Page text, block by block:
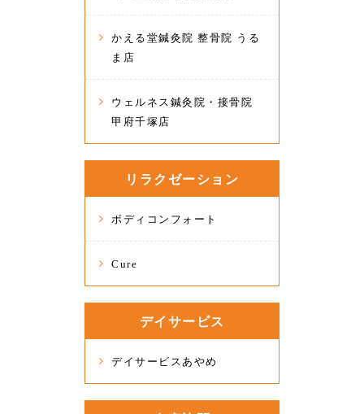
かえる堂鍼灸院 整骨院 うる
ま店
ウェルネス鍼灸院・接骨院
甲府千塚店
リラクゼーション
ボディコンフォート
Cure
デイサービス
デイサービスあやめ